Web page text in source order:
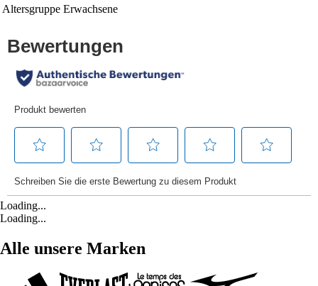
Altersgruppe Erwachsene
Loading...
Loading...
Alle unsere Marken